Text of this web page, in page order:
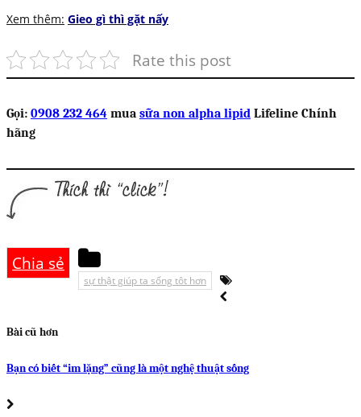
Xem thêm: Gieo gì thì gặt nấy
Rate this post
Gọi: 0908 232 464 mua sữa non alpha lipid Lifeline Chính
hãng
Chia sẻ
sự thật giúp ta sống tôt hơn
Bài cũ hơn
Bạn có biết “im lặng” cũng là một nghệ thuật sống